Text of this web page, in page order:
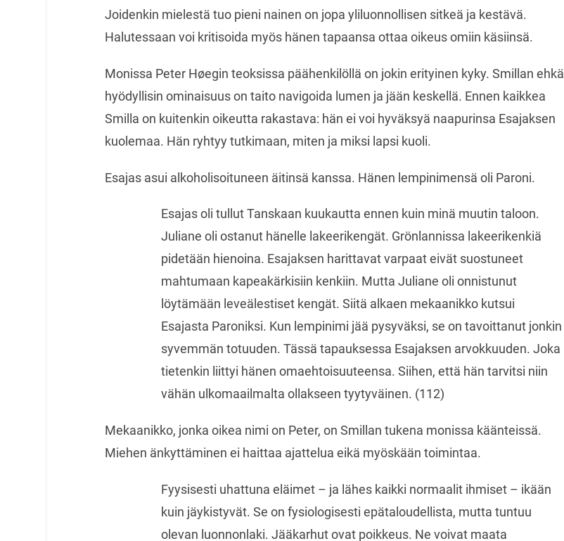
Joidenkin mielestä tuo pieni nainen on jopa yliluonnollisen sitkeä ja kestävä.
Halutessaan voi kritisoida myös hänen tapaansa ottaa oikeus omiin käsiinsä.
Monissa Peter Høegin teoksissa päähenkilöllä on jokin erityinen kyky. Smillan ehkä
hyödyllisin ominaisuus on taito navigoida lumen ja jään keskellä. Ennen kaikkea
Smilla on kuitenkin oikeutta rakastava: hän ei voi hyväksyä naapurinsa Esajaksen
kuolemaa. Hän ryhtyy tutkimaan, miten ja miksi lapsi kuoli.
Esajas asui alkoholisoituneen äitinsä kanssa. Hänen lempinimensä oli Paroni.
Esajas oli tullut Tanskaan kuukautta ennen kuin minä muutin taloon.
Juliane oli ostanut hänelle lakeerikengät. Grönlannissa lakeerikenkiä
pidetään hienoina. Esajaksen harittavat varpaat eivät suostuneet
mahtumaan kapeakärkisiin kenkiin. Mutta Juliane oli onnistunut
löytämään leveälestiset kengät. Siitä alkaen mekaanikko kutsui
Esajasta Paroniksi. Kun lempinimi jää pysyväksi, se on tavoittanut jonkin
syvemmän totuuden. Tässä tapauksessa Esajaksen arvokkuuden. Joka
tietenkin liittyi hänen omaehtoisuuteensa. Siihen, että hän tarvitsi niin
vähän ulkomaailmalta ollakseen tyytyväinen. (112)
Mekaanikko, jonka oikea nimi on Peter, on Smillan tukena monissa käänteissä.
Miehen änkyttäminen ei haittaa ajattelua eikä myöskään toimintaa.
Fyysisesti uhattuna eläimet – ja lähes kaikki normaalit ihmiset – ikään
kuin jäykistyvät. Se on fysiologisesti epätaloudellista, mutta tuntuu
olevan luonnonlaki. Jääkarhut ovat poikkeus. Ne voivat maata